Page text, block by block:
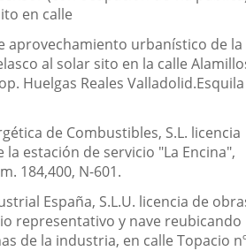
en calle
aprovechamiento urbanístico de la
al solar sito en la calle
Huelgas Reales Valladolid.Esquila
de Combustibles, S.L. licencia
estación de servicio "La Encina",
184,400, N-601.
España, S.L.U. licencia de
representativo y nave reubicando
de la industria, en calle Topacio